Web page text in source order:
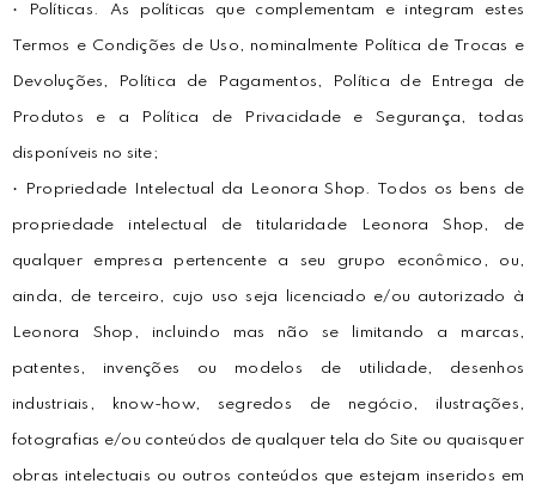
• Políticas. As políticas que complementam e integram estes
Termos e Condições de Uso, nominalmente Política de Trocas e
Devoluções, Política de Pagamentos, Política de Entrega de
Produtos e a Política de Privacidade e Segurança, todas
disponíveis no site;
• Propriedade Intelectual da Leonora Shop. Todos os bens de
propriedade intelectual de titularidade Leonora Shop, de
qualquer empresa pertencente a seu grupo econômico, ou,
ainda, de terceiro, cujo uso seja licenciado e/ou autorizado à
Leonora Shop, incluindo mas não se limitando a marcas,
patentes, invenções ou modelos de utilidade, desenhos
industriais, know-how, segredos de negócio, ilustrações,
fotografias e/ou conteúdos de qualquer tela do Site ou quaisquer
obras intelectuais ou outros conteúdos que estejam inseridos em